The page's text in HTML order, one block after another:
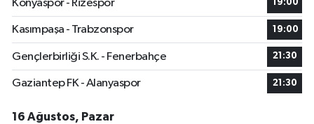
Konyaspor - Rizespor 19:00
Kasımpaşa - Trabzonspor 19:00
Gençlerbirliği S.K. - Fenerbahçe 21:30
Gaziantep FK - Alanyaspor 21:30
16 Ağustos, Pazar